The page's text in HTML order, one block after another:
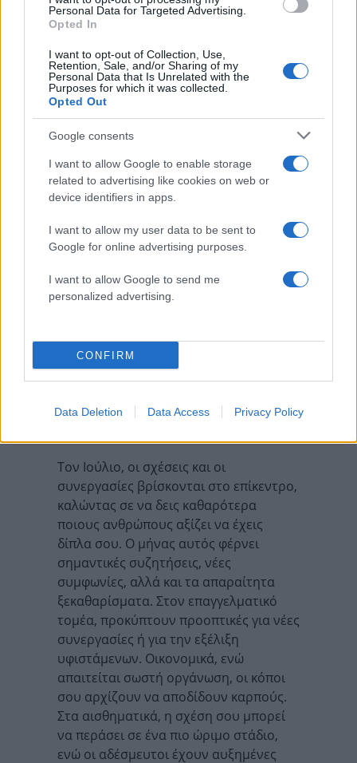
Personal Data for Targeted Advertising.
Opted In
I want to opt-out of Collection, Use,
Retention, Sale, and/or Sharing of my
Personal Data that Is Unrelated with the
Purposes for which it was collected.
Opted Out
Google consents
I want to allow Google to enable storage
related to advertising like cookies on web or
device identifiers in apps.
I want to allow my user data to be sent to
Google for online advertising purposes.
I want to allow Google to send me
personalized advertising.
CONFIRM
Data Deletion Data Access Privacy Policy
αφήσεις πίσω σου καταστάσεις που
έχουν ολοκληρώσει τον κύκλο τους και
να εμπιστευτείς περισσότερο τη
διαίσθησή σου. Στα οικονομικά, μπορεί
να υπάρξουν ευκαιρίες για καλύτερη
διαχείριση, ρυθμίσεις ή μια νέα πηγή
εισοδήματος που θα σε ανακουφίσει.
Στα επαγγελματικά, μια συνεργασία
αποκτά μεγαλύτερη προοπτική, ενώ δεν
αποκλείεται να αναλάβεις
περισσότερες ευθύνες με αντίστοιχες
απολαβές. Στα αισθηματικά, οι σχέσεις
γίνονται πιο βαθιές και ουσιαστικές. Αν
είσαι μόνος/η, μια έντονη γνωριμία
μπορεί να αλλάξει τα δεδομένα της
προσωπικής σου ζωής. Αν βρίσκεσαι
Στο τέλος του μήνα, θα αισθανθείς πιο
δυνατός/η, ώριμος/η και έτοιμος/η να
Τον Ιούλιο, οι σχέσεις και οι
συνεργασίες βρίσκονται στο επίκεντρο,
καλώντας σε να δεις καθαρότερα
ποιους ανθρώπους αξίζει να έχεις
δίπλα σου. Ο μήνας αυτός φέρνει
σημαντικές συζητήσεις, νέες
συμφωνίες, αλλά και τα απαραίτητα
ξεκαθαρίσματα. Στον επαγγελματικό
τομέα, προκύπτουν προοπτικές για νέες
συνεργασίες ή για την εξέλιξη
υφιστάμενων. Οικονομικά, ενώ
απαιτείται σωστή οργάνωση, οι κόποι
σου αρχίζουν να αποδίδουν καρπούς.
Στα αισθηματικά, η σχέση σου μπορεί
να περάσει σε ένα πιο ώριμο στάδιο,
ενώ οι αδέσμευτοι έχουν αυξημένες